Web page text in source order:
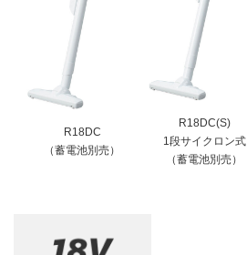
その他(コードレス)
蓄電池・充電器(コードレス)
締付け・穴あけ・ハツリ
ブロワ
背負式電源
水中ポンプ
エンジン工具・園芸工具用
エンジン工具・安全上のご注意
振動3軸合成値について
リチウムイオン電池互換一覧
FAQ（よくあるご質問）
保証対象製品
取扱説明書
R18DC
（蓄電池別売）
R18DC(S)
1段サイクロン式
（蓄電池別売）